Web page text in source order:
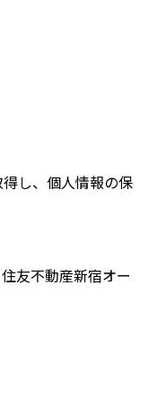
し、個人情報の保
友不動産新宿オー